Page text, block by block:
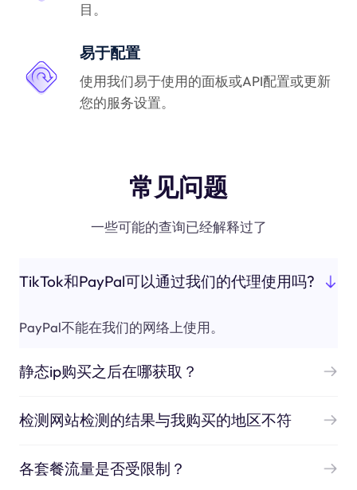
目。
易于配置
使用我们易于使用的面板或API配置或更新
您的服务设置。
常见问题
一些可能的查询已经解释过了
TikTok和PayPal可以通过我们的代理使用吗?
PayPal不能在我们的网络上使用。
静态ip购买之后在哪获取？
检测网站检测的结果与我购买的地区不符
各套餐流量是否受限制？